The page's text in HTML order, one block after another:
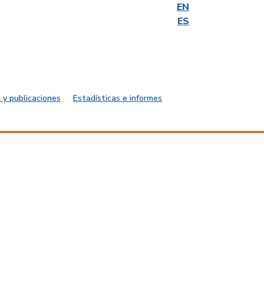
EN
ES
publicaciones Estadísticas e informes